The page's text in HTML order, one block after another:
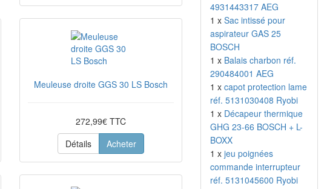
Meuleuse droite GGS 30 LS Bosch
272,99€ TTC
Détails
Acheter
4931443317 AEG
1 x Sac intissé pour
aspirateur GAS 25
BOSCH
1 x Balais charbon réf.
290484001 AEG
1 x capot protection lame
réf. 5131030408 Ryobi
1 x Décapeur thermique
GHG 23-66 BOSCH + L-
BOXX
1 x jeu poignées
commande interrupteur
réf. 5131045600 Ryobi